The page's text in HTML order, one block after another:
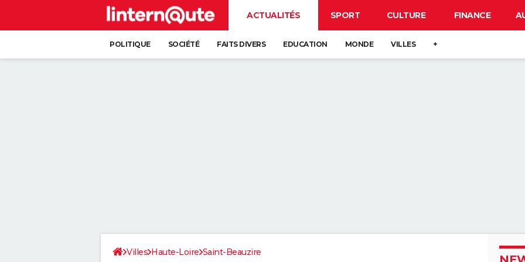
ACTUALITÉS SPORT CULTURE FINANCE
POLITIQUE SOCIÉTÉ FAITS DIVERS EDUCATION MONDE VILLES +
Villes Haute-Loire Saint-Beauzire